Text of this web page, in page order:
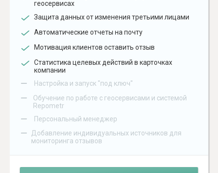
геосервисах
Защита данных от изменения третьими лицами
Автоматические отчеты на почту
Мотивация клиентов оставить отзыв
Статистика целевых действий в карточках
компании
– Настройка и запуск "под ключ"
–
Обучение по работе с геосервисами и системой
Repometr
– Персональный менеджер
–
Добавление индивидуальных источников для
мониторинга отзывов